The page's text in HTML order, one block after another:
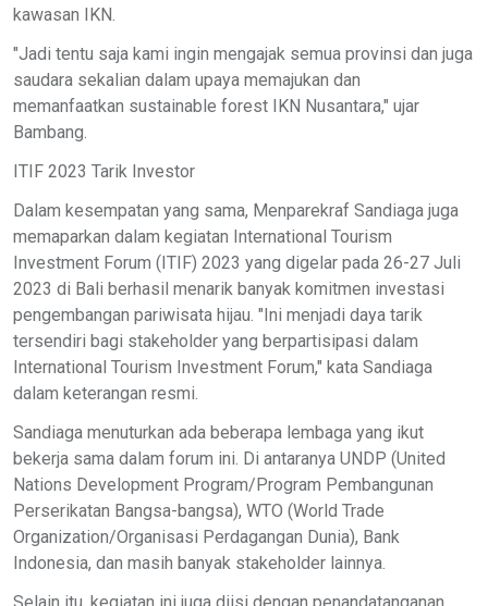
kawasan IKN.
"Jadi tentu saja kami ingin mengajak semua provinsi dan juga
saudara sekalian dalam upaya memajukan dan
memanfaatkan sustainable forest IKN Nusantara," ujar
Bambang.
ITIF 2023 Tarik Investor
Dalam kesempatan yang sama, Menparekraf Sandiaga juga
memaparkan dalam kegiatan International Tourism
Investment Forum (ITIF) 2023 yang digelar pada 26-27 Juli
2023 di Bali berhasil menarik banyak komitmen investasi
pengembangan pariwisata hijau. "Ini menjadi daya tarik
tersendiri bagi stakeholder yang berpartisipasi dalam
International Tourism Investment Forum," kata Sandiaga
dalam keterangan resmi.
Sandiaga menuturkan ada beberapa lembaga yang ikut
bekerja sama dalam forum ini. Di antaranya UNDP (United
Nations Development Program/Program Pembangunan
Perserikatan Bangsa-bangsa), WTO (World Trade
Organization/Organisasi Perdagangan Dunia), Bank
Indonesia, dan masih banyak stakeholder lainnya.